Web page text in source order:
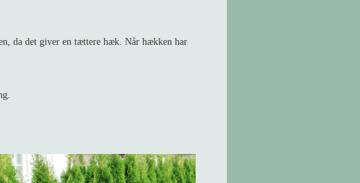
da det giver en tættere hæk. Når hækken har